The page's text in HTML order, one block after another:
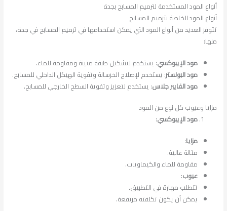
أنواع المود المستخدمة لترميم المسابح بجدة
أنواع المود الخاصة بترميم المسابح
تتوفر العديد من أنواع المود التي يمكن استخدامها في ترميم المسابح في جدة،
منها:
مود الإيبوكسي: يستخدم لتشكيل طبقة متينة ومقاومة للماء.
مود البولستر: يستخدم لإصلاح الخرسانة وتقوية الهيكل الداخلي للمسابح.
مود الفايبر جلاس: يستخدم لتعزيز وتقوية السطح الخارجي للمسابح.
مزايا وعيوب كل نوع من المود
مود الإيبوكسي:
مزايا:
متانة عالية.
مقاومة للماء والكيماويات.
عيوب:
تتطلب مهارة في التطبيق.
يمكن أن يكون تكلفته مرتفعة.